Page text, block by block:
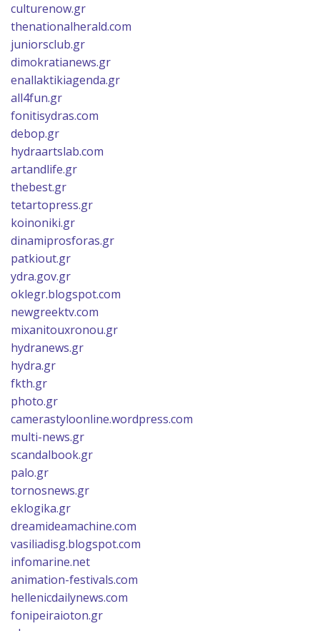
culturenow.gr
thenationalherald.com
juniorsclub.gr
dimokratianews.gr
enallaktikiagenda.gr
all4fun.gr
fonitisydras.com
debop.gr
hydraartslab.com
artandlife.gr
thebest.gr
tetartopress.gr
koinoniki.gr
dinamiprosforas.gr
patkiout.gr
ydra.gov.gr
oklegr.blogspot.com
newgreektv.com
mixanitouxronou.gr
hydranews.gr
hydra.gr
fkth.gr
photo.gr
camerastyloonline.wordpress.com
multi-news.gr
scandalbook.gr
palo.gr
tornosnews.gr
eklogika.gr
dreamideamachine.com
vasiliadisg.blogspot.com
infomarine.net
animation-festivals.com
hellenicdailynews.com
fonipeiraioton.gr